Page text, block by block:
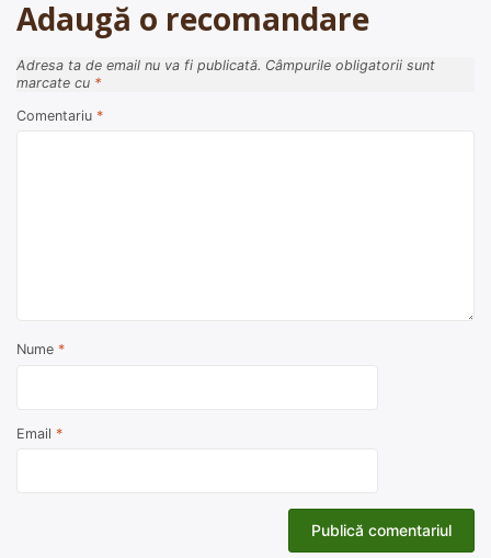
Adaugă o recomandare
Adresa ta de email nu va fi publicată. Câmpurile obligatorii sunt
marcate cu *
Comentariu *
Nume *
Email *